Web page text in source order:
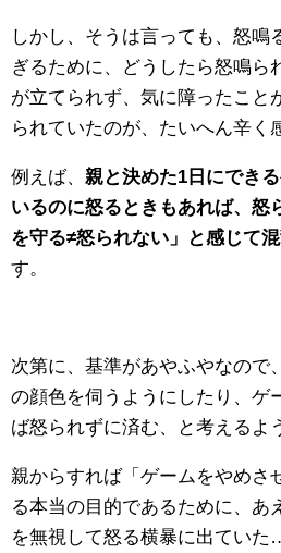
しかし、そうは言っても、怒鳴
ぎるために、どうしたら怒鳴ら
が立てられず、気に障ったこと
られていたのが、たいへん辛く
例えば、 親と決めた1日にでき
いるのに怒るときもあれば、怒
を守る≠怒られない」と感じて
す。
次第に、基準があやふやなので
の顔色を伺うようにしたり、ゲ
ば怒られずに済む、と考えるよ
親からすれば「ゲームをやめさ
る本当の目的であるために、あ
を無視して怒る横暴に出てい